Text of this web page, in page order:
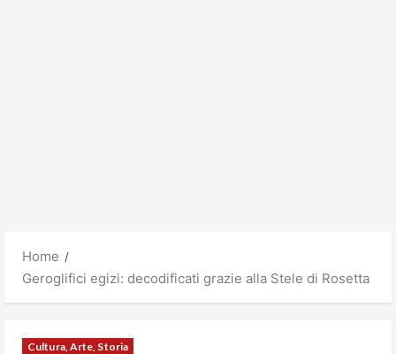
Home
Geroglifici egizi: decodificati grazie alla Stele di Rosetta
Cultura, Arte, Storia